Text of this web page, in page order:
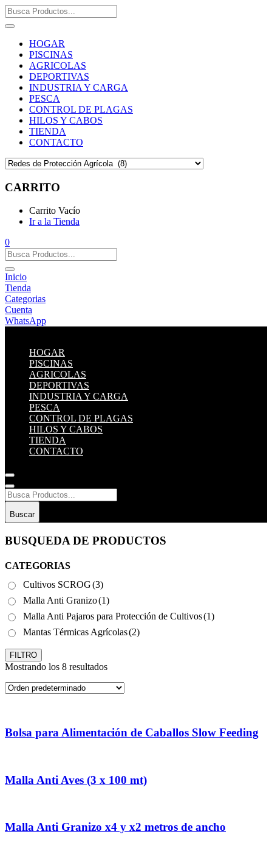
HOGAR
PISCINAS
AGRICOLAS
DEPORTIVAS
INDUSTRIA Y CARGA
PESCA
CONTROL DE PLAGAS
HILOS Y CABOS
TIENDA
CONTACTO
CARRITO
Carrito Vacío
Ir a la Tienda
0
Inicio
Tienda
Categorias
Cuenta
WhatsApp
HOGAR
PISCINAS
AGRICOLAS
DEPORTIVAS
INDUSTRIA Y CARGA
PESCA
CONTROL DE PLAGAS
HILOS Y CABOS
TIENDA
CONTACTO
Buscar
BUSQUEDA DE PRODUCTOS
CATEGORIAS
Cultivos SCROG(3)
Malla Anti Granizo(1)
Malla Anti Pajaros para Protección de Cultivos(1)
Mantas Térmicas Agrícolas(2)
FILTRO
Mostrando los 8 resultados
Bolsa para Alimentación de Caballos Slow Feeding
Malla Anti Aves (3 x 100 mt)
Malla Anti Granizo x4 y x2 metros de ancho